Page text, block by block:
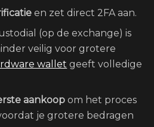
en zet direct 2FA aan.
(op de exchange) is
veilig voor grotere
wallet geeft volledige
aankoop om het proces
je grotere bedragen